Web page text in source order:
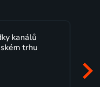
Lepší.TV sleduji už
maximální spokojeností.
začátek programu, to je